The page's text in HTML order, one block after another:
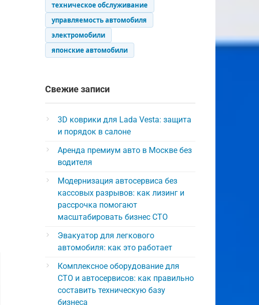
техническое обслуживание
управляемость автомобиля
электромобили
японские автомобили
Свежие записи
3D коврики для Lada Vesta: защита
и порядок в салоне
Аренда премиум авто в Москве без
водителя
Модернизация автосервиса без
кассовых разрывов: как лизинг и
рассрочка помогают
масштабировать бизнес СТО
Эвакуатор для легкового
автомобиля: как это работает
Комплексное оборудование для
СТО и автосервисов: как правильно
составить техническую базу
бизнеса